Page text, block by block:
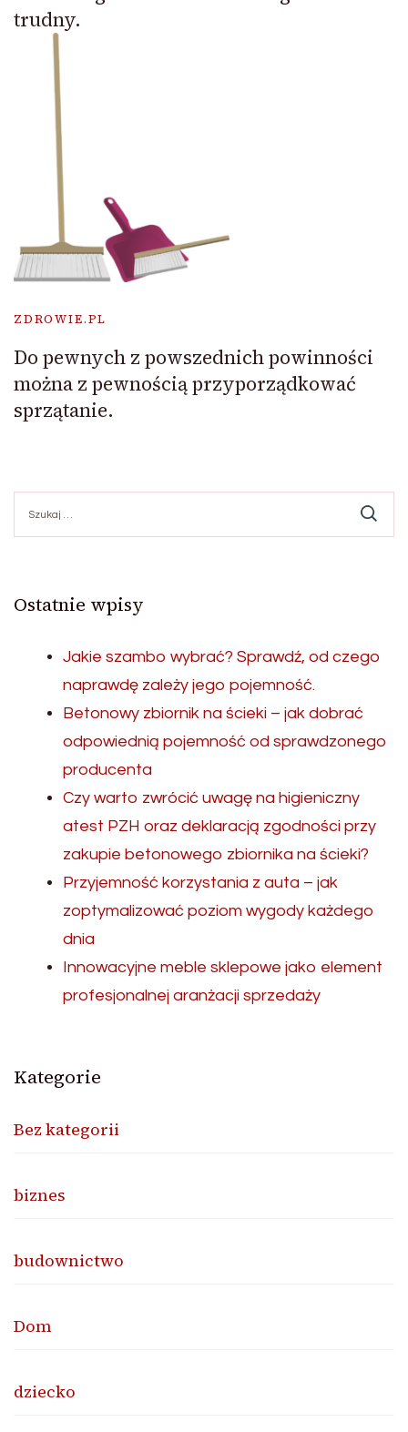
trudny.
ZDROWIE.PL
Do pewnych z powszednich powinności
można z pewnością przyporządkować
sprzątanie.
Ostatnie wpisy
Jakie szambo wybrać? Sprawdź, od czego
naprawdę zależy jego pojemność.
Betonowy zbiornik na ścieki – jak dobrać
odpowiednią pojemność od sprawdzonego
producenta
Czy warto zwrócić uwagę na higieniczny
atest PZH oraz deklaracją zgodności przy
zakupie betonowego zbiornika na ścieki?
Przyjemność korzystania z auta – jak
zoptymalizować poziom wygody każdego
dnia
Innowacyjne meble sklepowe jako element
profesjonalnej aranżacji sprzedaży
Kategorie
Bez kategorii
biznes
budownictwo
Dom
dziecko